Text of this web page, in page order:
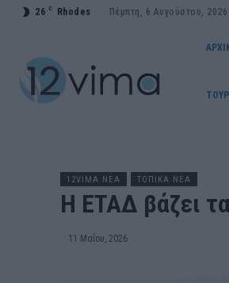
26 C Rhodes Πέμπτη, 6 Αυγούστου, 2026
12VIMA ΝΕΑ ΤΟΠΙΚΑ ΝΕΑ
Η ΕΤΑΔ βάζει
11 Μαΐου, 2026